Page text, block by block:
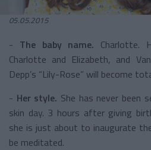
05.05.2015
- The baby name. Charlotte.
Charlotte and Elizabeth, and
Depp’s “Lily-Rose” will become
- Her style. She has never been
skin day. 3 hours after giving
she is just about to inaugurate
be meditated.